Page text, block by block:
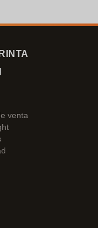
venta